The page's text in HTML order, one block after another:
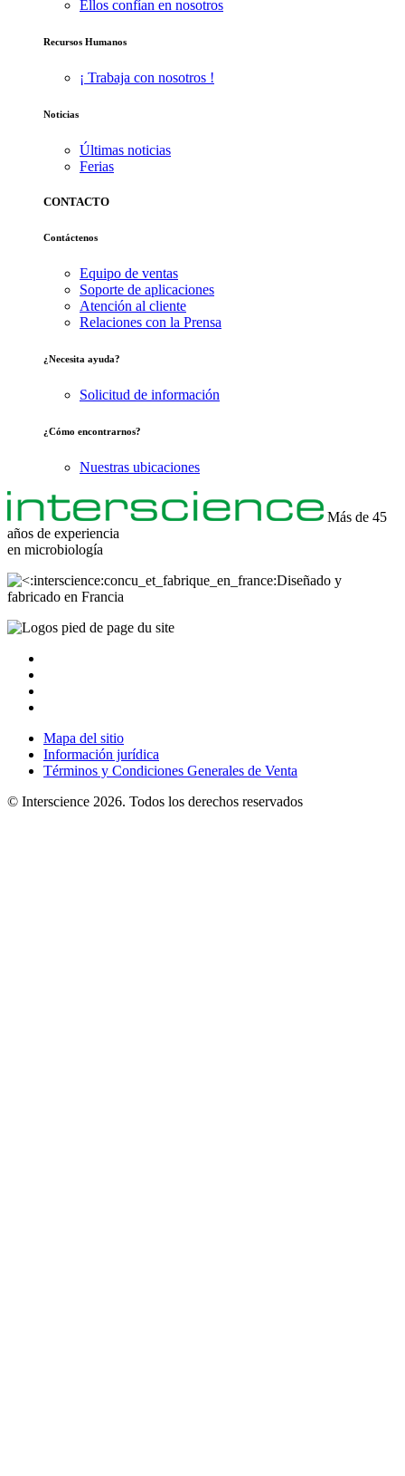
Ellos confían en nosotros
Recursos Humanos
¡ Trabaja con nosotros !
Noticias
Últimas noticias
Ferias
CONTACTO
Contáctenos
Equipo de ventas
Soporte de aplicaciones
Atención al cliente
Relaciones con la Prensa
¿Necesita ayuda?
Solicitud de información
¿Cómo encontrarnos?
Nuestras ubicaciones
Más de 45
años de experiencia
en microbiología
Diseñado y
fabricado en Francia
Mapa del sitio
Información jurídica
Términos y Condiciones Generales de Venta
© Interscience 2026. Todos los derechos reservados